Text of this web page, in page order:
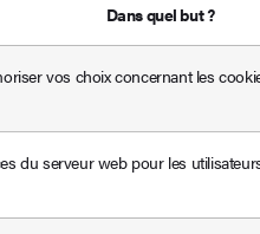
Dans quel but ?
vos choix concernant les
du serveur web pour les